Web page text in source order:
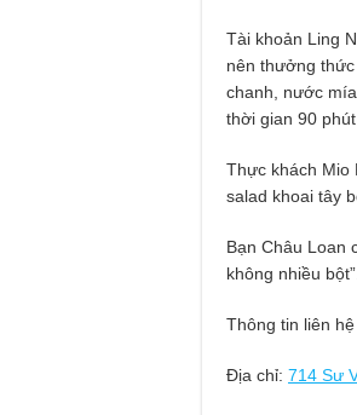
Tài khoản Ling
nên thưởng
chanh, nước
thời gian 90
Thực khách Mio
salad khoai tây
Bạn Châu Loan
không nhiều
Thông tin liên hệ
Địa chỉ: 714 Sư